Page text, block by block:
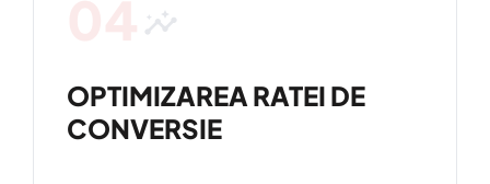
insights
OPTIMIZAREA RATEI DE
CONVERSIE